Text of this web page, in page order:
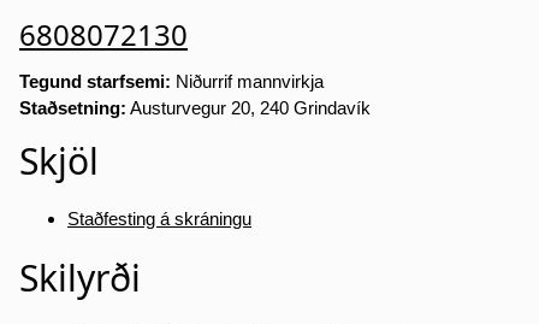
6808072130
Tegund starfsemi: Niðurrif mannvirkja
Staðsetning: Austurvegur 20, 240 Grindavík
Skjöl
Staðfesting á skráningu
Skilyrði